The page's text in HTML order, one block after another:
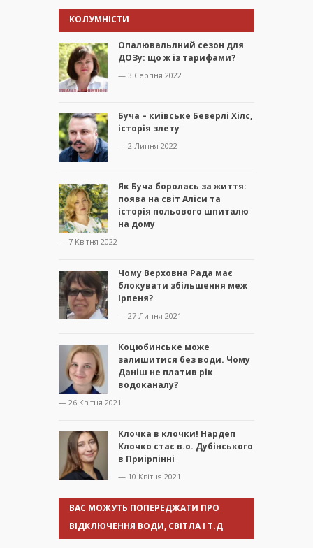
КОЛУМНІСТИ
Опалювальлний сезон для
ДОЗу: що ж із тарифами?
— 3 Серпня 2022
Буча – київське Беверлі Хілс,
історія злету
— 2 Липня 2022
Як Буча боролась за життя:
поява на світ Аліси та
історія польового шпиталю
на дому
— 7 Квітня 2022
Чому Верховна Рада має
блокувати збільшення меж
Ірпеня?
— 27 Липня 2021
Коцюбинське може
залишитися без води. Чому
Даніш не платив рік
водоканалу?
— 26 Квітня 2021
Клочка в клочки! Нардеп
Клочко стає в.о. Дубінського
в Приірпінні
— 10 Квітня 2021
ВАС МОЖУТЬ ПОПЕРЕДЖАТИ ПРО
ВІДКЛЮЧЕННЯ ВОДИ, СВІТЛА І Т.Д